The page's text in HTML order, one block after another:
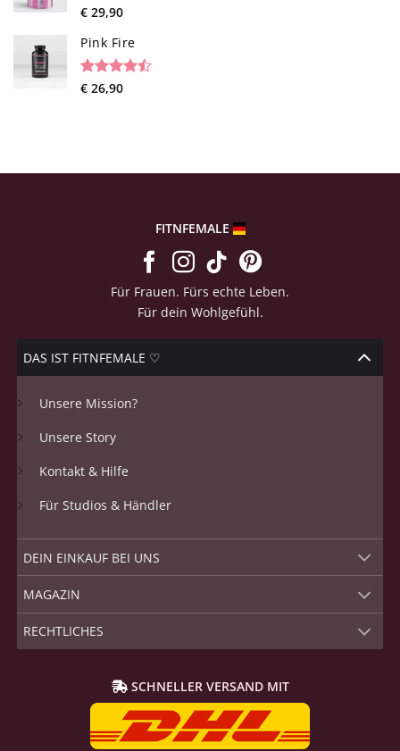
Rated4.73
based on
26
ratings
€ 29,90
Pink Fire
Rated
19
€ 26,90
FITNFEMALE
Für Frauen. Fürs echte Leben.
Für dein Wohlgefühl.
DAS IST FITNFEMALE ♡
Unsere Mission?
Unsere Story
Kontakt & Hilfe
Für Studios & Händler
DEIN EINKAUF BEI UNS
MAGAZIN
RECHTLICHES
SCHNELLER VERSAND MIT